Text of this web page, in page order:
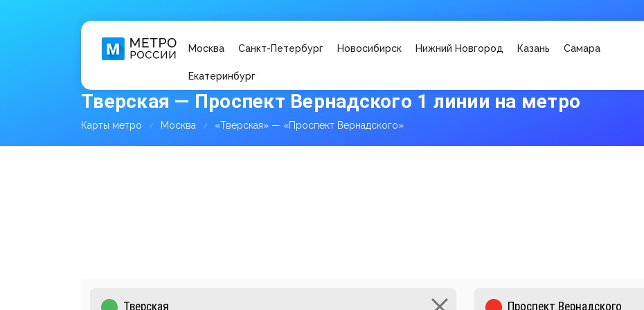
Москва Санкт-Петербург Новосибирск Нижний Новгород Казань Самара
Екатеринбург
Тверская — Проспект Вернадского 1 линии на метро
Карты метро Москва «Тверская» — «Проспект Вернадского»